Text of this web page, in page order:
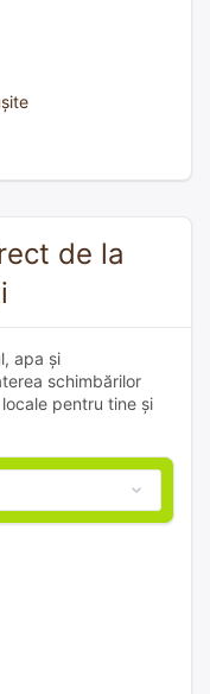
de la
apa și
schimbărilor
pentru tine și